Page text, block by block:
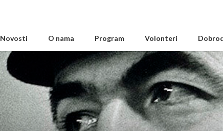
Novosti O nama Program Volonteri